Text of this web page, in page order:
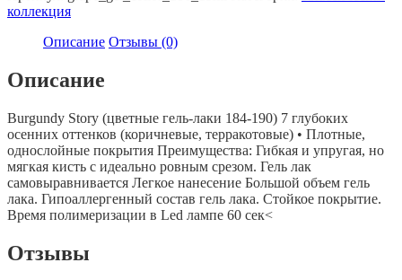
gel
collor
коллекция
Описание Отзывы (0)
Описание
Burgundy Story (цветные гель-лаки 184-190) 7 глубоких
осенних оттенков (коричневые, терракотовые) • Плотные,
однослойные покрытия Преимущества: Гибкая и упругая, но
мягкая кисть с идеально ровным срезом. Гель лак
самовыравнивается Легкое нанесение Большой объем гель
лака. Гипоаллергенный состав гель лака. Стойкое покрытие.
Время полимеризации в Led лампе 60 сек<
Отзывы